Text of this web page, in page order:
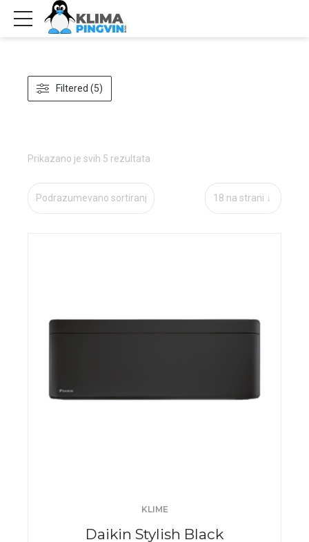
Prikazano je svih 5 rezultata
KLIME
Daikin Stylish Black
Filtered (5)